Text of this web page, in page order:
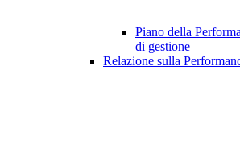
Piano della
di gestione
Relazione sulla